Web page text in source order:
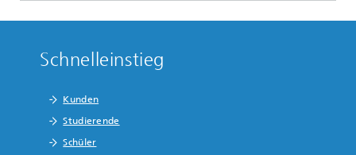
Schnelleinstieg
Kunden
Studierende
Schüler